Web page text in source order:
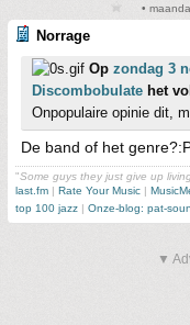
•
Norrage
Op zondag 3
Discombobulate het
Onpopulaire opinie dit,
De band of het
"Some guys they just give up
last.fm | Rate Your Music |
top 100 jazz | Onze-blog: pat-
▼